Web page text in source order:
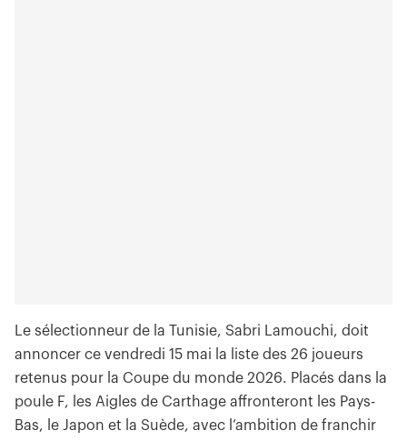
Le sélectionneur de la Tunisie, Sabri Lamouchi, doit
annoncer ce vendredi 15 mai la liste des 26 joueurs
retenus pour la Coupe du monde 2026. Placés dans la
poule F, les Aigles de Carthage affronteront les Pays-
Bas, le Japon et la Suède, avec l’ambition de franchir